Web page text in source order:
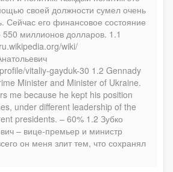
своей должности сумел очень
Сейчас его финансовое состояние
550 миллионов долларов. 1.1
wiki/
vitaliy-gayduk-30 1.2 Gennady
Minister and Minister of Ukraine.
me because he kept his position
under different leadership of the
presidents. – 60% 1.2 Зубко
– вице-премьер и министр
он меня злит тем, что сохранял